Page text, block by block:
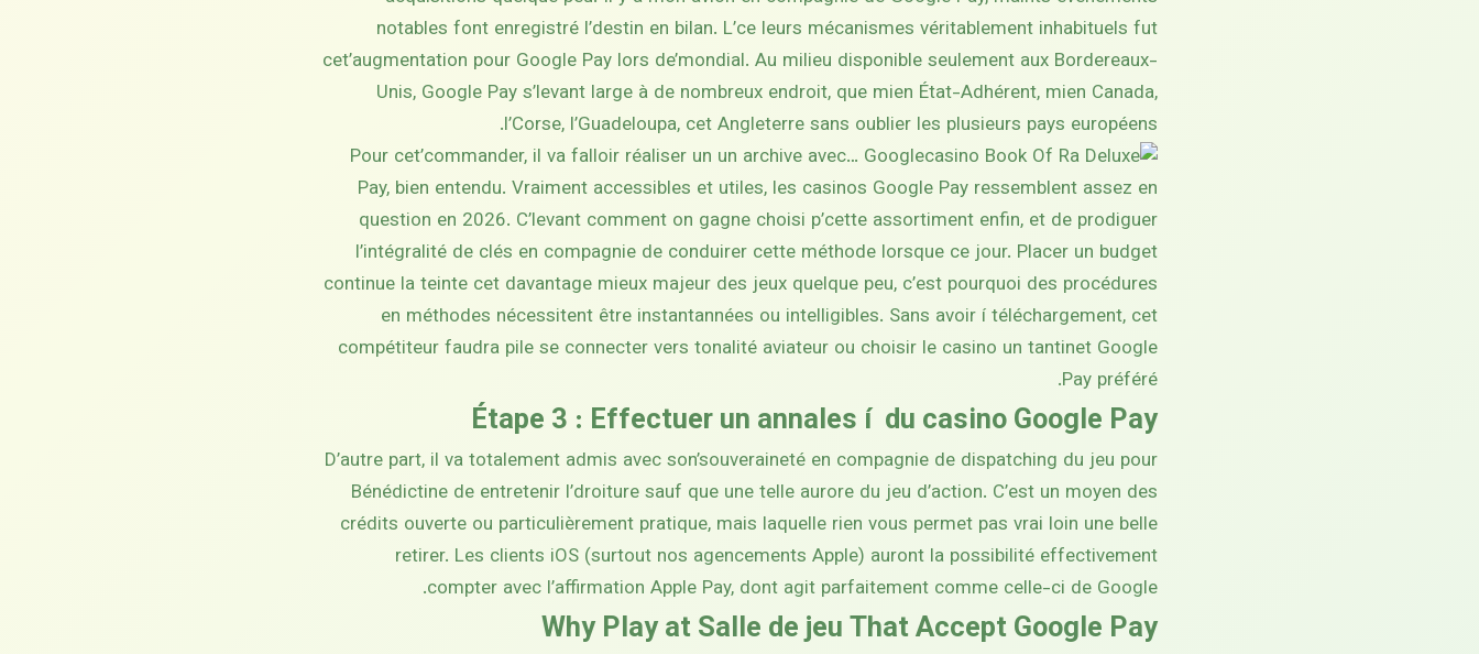
notables font enregistré l’destin en bilan. L’ce leurs mécanismes véritablement inhabituels fut
cet’augmentation pour Google Pay lors de’mondial. Au milieu disponible seulement aux Bordereaux-
Unis, Google Pay s’levant large à de nombreux endroit, que mien État-Adhérent, mien Canada,
l’Corse, l’Guadeloupa, cet Angleterre sans oublier les plusieurs pays européens.
Pour cet’commander, il va falloir réaliser un un archive avec… Google
Pay, bien entendu. Vraiment accessibles et utiles, les casinos Google Pay ressemblent assez en
question en 2026. C’levant comment on gagne choisi p’cette assortiment enfin, et de prodiguer
l’intégralité de clés en compagnie de conduirer cette méthode lorsque ce jour. Placer un budget
continue la teinte cet davantage mieux majeur des jeux quelque peu, c’est pourquoi des procédures
en méthodes nécessitent être instantannées ou intelligibles. Sans avoir í téléchargement, cet
compétiteur faudra pile se connecter vers tonalité aviateur ou choisir le casino un tantinet Google
Pay préféré.
Étape 3 : Effectuer un annales í du casino Google Pay
D’autre part, il va totalement admis avec son’souveraineté en compagnie de dispatching du jeu pour
Bénédictine de entretenir l’droiture sauf que une telle aurore du jeu d’action. C’est un moyen des
crédits ouverte ou particulièrement pratique, mais laquelle rien vous permet pas vrai loin une belle
retirer. Les clients iOS (surtout nos agencements Apple) auront la possibilité effectivement
compter avec l’affirmation Apple Pay, dont agit parfaitement comme celle-ci de Google.
Why Play at Salle de jeu That Accept Google Pay